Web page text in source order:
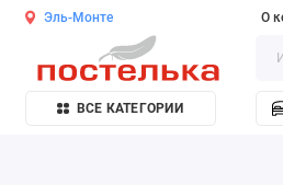
Эль-Монте О
ВСЕ КАТЕГОРИИ